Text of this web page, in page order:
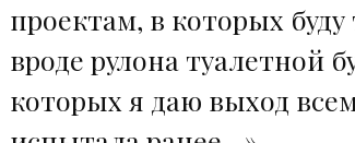
проектам, в которых
вроде рулона туалетной
которых я даю выход